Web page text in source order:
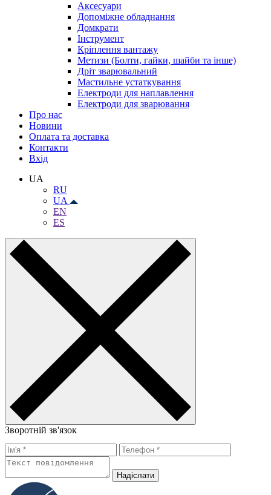
Аксесуари
Допоміжне обладнання
Домкрати
Інструмент
Кріплення вантажу
Метизи (Болти, гайки, шайби та інше)
Дріт зварювальний
Мастильне устаткування
Електроди для наплавлення
Електроди для зварювання
Про нас
Новини
Оплата та доставка
Контакти
Вхiд
UA
RU
UA
EN
ES
Зворотній зв'язок
Надiслати